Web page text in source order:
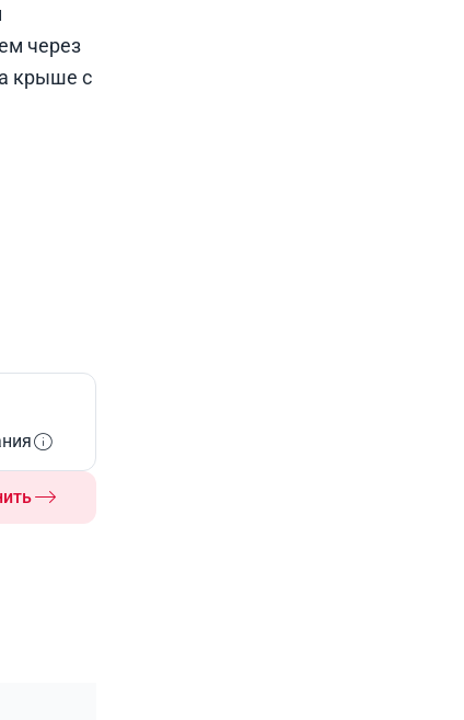
через
крыше с